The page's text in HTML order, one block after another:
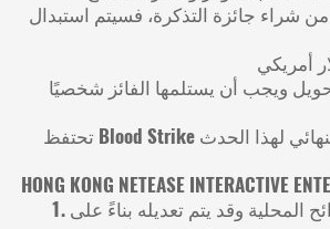
شراء جائزة التذكرة، فسيتم استبدال
HONG KONG NETEASE INTERACTIVE
1. يمتثل هذا الحدث للوائح المحلية وقد يتم تعديله بناءً على